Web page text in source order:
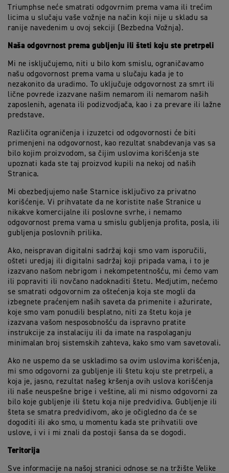
Triumphse neće smatrati odgovrnim prema vama ili trećim
licima u slučaju vaše vožnje na način koji nije u skladu sa
ranije navedenim u ovoj sekciji (Bezbedna Vožnja).
Naša odgovrnost prema gubljenju ili šteti koju ste pretrpeli
Mi ne isključujemo, niti u bilo kom smislu, ograničavamo
našu odgovornost prema vama u slučaju kada je to
nezakonito da uradimo. To uključuje odgovornost za smrt ili
lične povrede izazvane našim nemarom ili nemarom naših
zaposlenih, agenata ili podizvodjača, kao i za prevare ili lažne
predstave.
Različita ograničenja i izuzetci od odgovornosti će biti
primenjeni na odgovornost, kao rezultat snabdevanja vas sa
bilo kojim proizvodom, sa čijim uslovima korišćenja ste
upoznati kada ste taj proizvod kupili na nekoj od naših
Stranica.
Mi obezbedjujemo naše Starnice isključivo za privatno
korišćenje. Vi prihvatate da ne koristite naše Stranice u
nikakve komercijalne ili poslovne svrhe, i nemamo
odgovornost prema vama u smislu gubljenja profita, posla, ili
gubljenja poslovnih prilika.
Ako, neispravan digitalni sadržaj koji smo vam isporučili,
ošteti uredjaj ili digitalni sadržaj koji pripada vama, i to je
izazvano našom nebrigom i nekompetentnošću, mi ćemo vam
ili popraviti ili novčano nadoknaditi štetu. Medjutim, nećemo
se smatrati odgovornim za oštećenja koja ste mogli da
izbegnete praćenjem naših saveta da primenite i ažurirate,
koje smo vam ponudili besplatno, niti za štetu koja je
izazvana vašom nesposobnošću da ispravno pratite
instrukcije za instalaciju ili da imate na raspolaganju
minimalan broj sistemskih zahteva, kako smo vam savetovali.
Ako ne uspemo da se uskladimo sa ovim uslovima korišćenja,
mi smo odgovorni za gubljenje ili štetu koju ste pretrpeli, a
koja je, jasno, rezultat našeg kršenja ovih uslova korišćenja
ili naše neuspešne brige i veštine, ali mi nismo odgovorni za
bilo koje gubljenje ili štetu koja nije predvidiva. Gubljenje ili
šteta se smatra predvidivom, ako je očigledno da će se
dogoditi ili ako smo, u momentu kada ste prihvatili ove
uslove, i vi i mi znali da postoji šansa da se dogodi.
Teritorija
Sve informacije na našoj stranici odnose se na tržište Velike